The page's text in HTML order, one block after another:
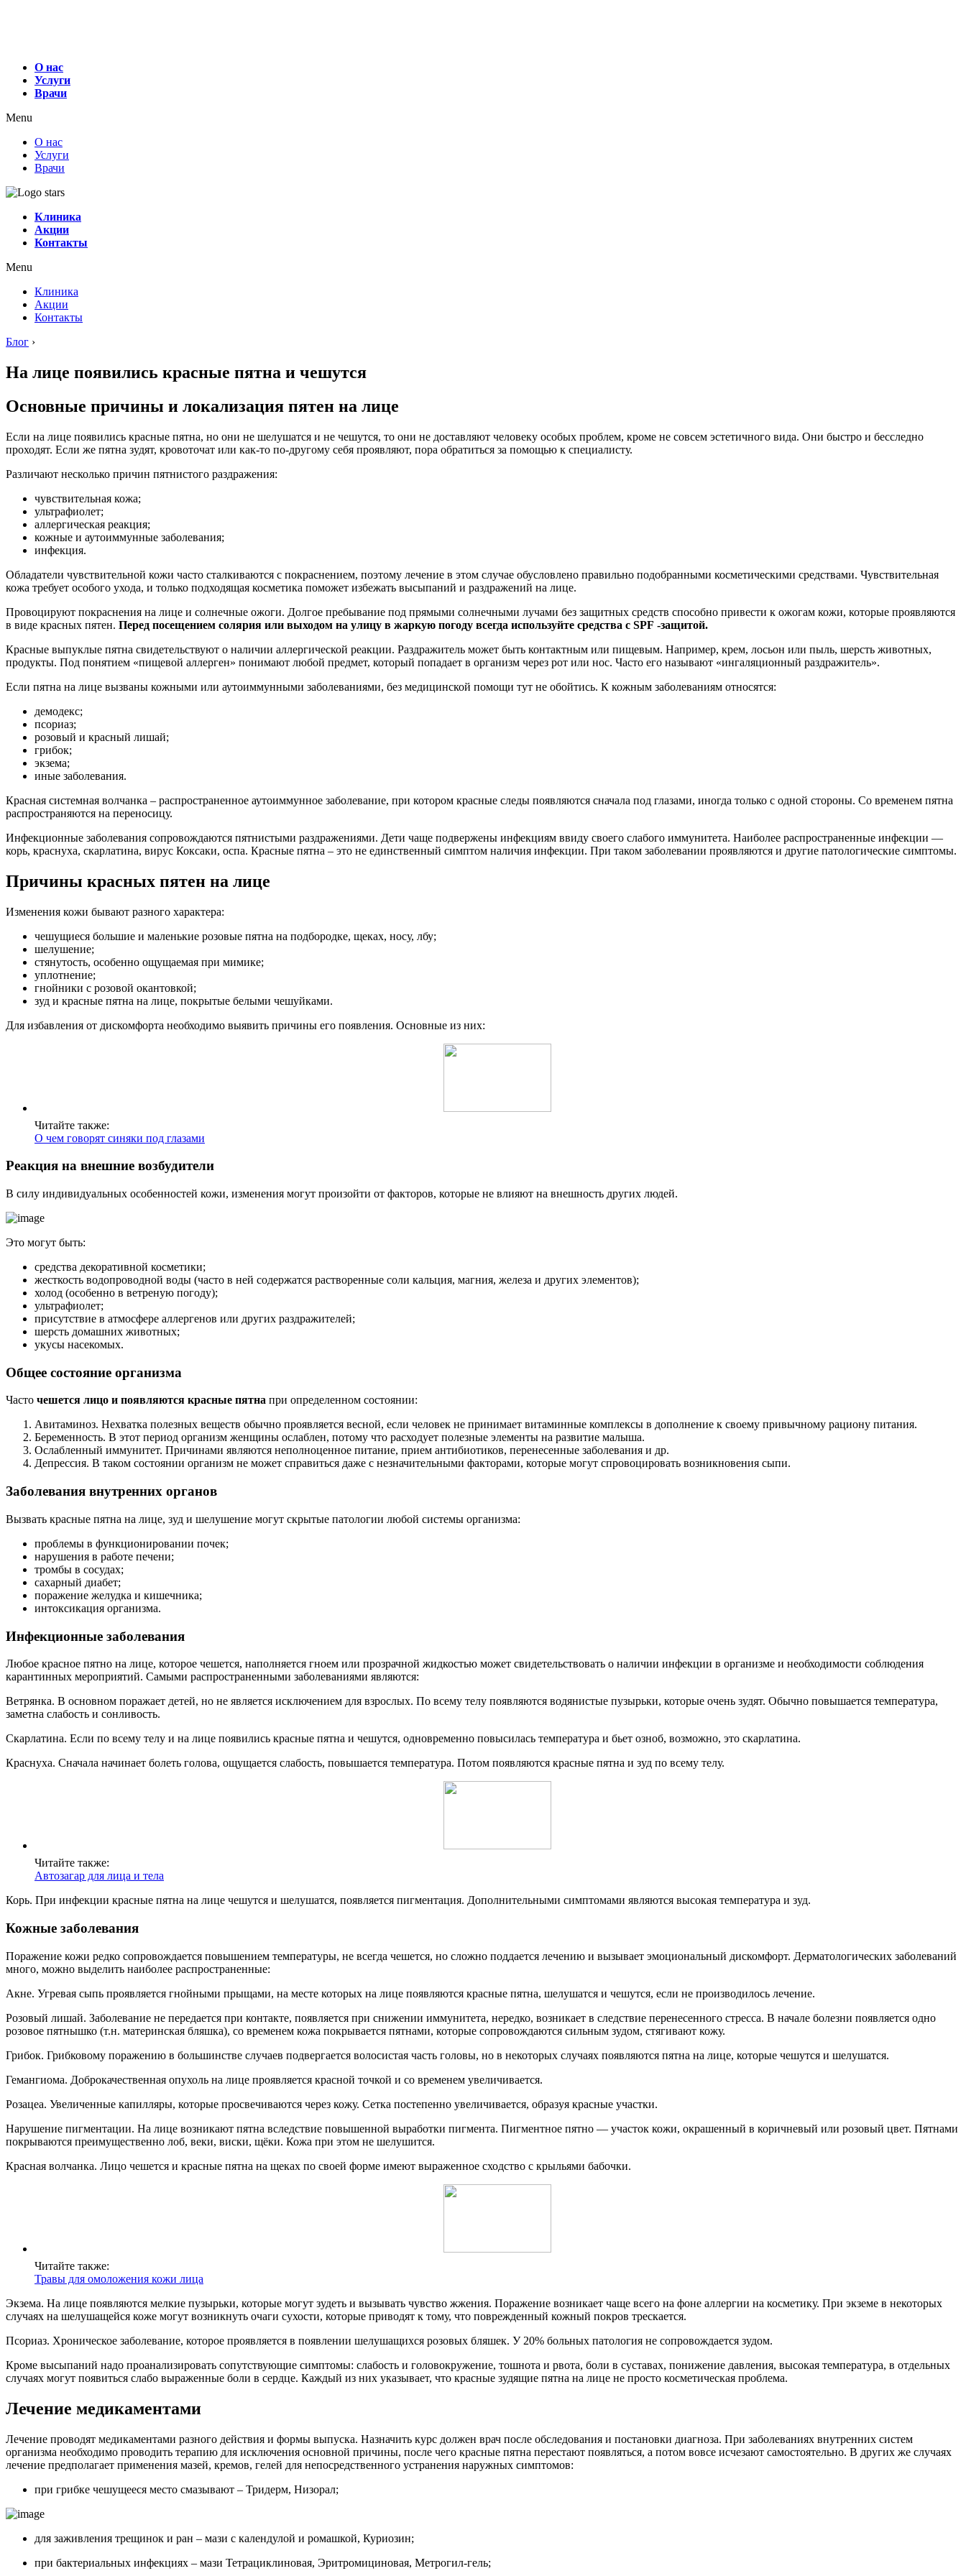
О нас
Услуги
Врачи
Menu
О нас
Услуги
Врачи
Клиника
Акции
Контакты
Menu
Клиника
Акции
Контакты
Блог ›
На лице появились красные пятна и чешутся
Основные причины и локализация пятен на лице
Если на лице появились красные пятна, но они не шелушатся и не чешутся, то они не доставляют человеку особых проблем, кроме не совсем эстетичного вида. Они быстро и бесследно
проходят. Если же пятна зудят, кровоточат или как-то по-другому себя проявляют, пора обратиться за помощью к специалисту.
Различают несколько причин пятнистого раздражения:
чувствительная кожа;
ультрафиолет;
аллергическая реакция;
кожные и аутоиммунные заболевания;
инфекция.
Обладатели чувствительной кожи часто сталкиваются с покраснением, поэтому лечение в этом случае обусловлено правильно подобранными косметическими средствами. Чувствительная
кожа требует особого ухода, и только подходящая косметика поможет избежать высыпаний и раздражений на лице.
Провоцируют покраснения на лице и солнечные ожоги. Долгое пребывание под прямыми солнечными лучами без защитных средств способно привести к ожогам кожи, которые проявляются
в виде красных пятен. Перед посещением солярия или выходом на улицу в жаркую погоду всегда используйте средства с SPF -защитой.
Красные выпуклые пятна свидетельствуют о наличии аллергической реакции. Раздражитель может быть контактным или пищевым. Например, крем, лосьон или пыль, шерсть животных,
продукты. Под понятием «пищевой аллерген» понимают любой предмет, который попадает в организм через рот или нос. Часто его называют «ингаляционный раздражитель».
Если пятна на лице вызваны кожными или аутоиммунными заболеваниями, без медицинской помощи тут не обойтись. К кожным заболеваниям относятся:
демодекс;
псориаз;
розовый и красный лишай;
грибок;
экзема;
иные заболевания.
Красная системная волчанка – распространенное аутоиммунное заболевание, при котором красные следы появляются сначала под глазами, иногда только с одной стороны. Со временем пятна
распространяются на переносицу.
Инфекционные заболевания сопровождаются пятнистыми раздражениями. Дети чаще подвержены инфекциям ввиду своего слабого иммунитета. Наиболее распространенные инфекции —
корь, краснуха, скарлатина, вирус Коксаки, оспа. Красные пятна – это не единственный симптом наличия инфекции. При таком заболевании проявляются и другие патологические симптомы.
Причины красных пятен на лице
Изменения кожи бывают разного характера:
чешущиеся большие и маленькие розовые пятна на подбородке, щеках, носу, лбу;
шелушение;
стянутость, особенно ощущаемая при мимике;
уплотнение;
гнойники с розовой окантовкой;
зуд и красные пятна на лице, покрытые белыми чешуйками.
Для избавления от дискомфорта необходимо выявить причины его появления. Основные из них:
Читайте также:
О чем говорят синяки под глазами
Реакция на внешние возбудители
В силу индивидуальных особенностей кожи, изменения могут произойти от факторов, которые не влияют на внешность других людей.
Это могут быть:
средства декоративной косметики;
жесткость водопроводной воды (часто в ней содержатся растворенные соли кальция, магния, железа и других элементов);
холод (особенно в ветреную погоду);
ультрафиолет;
присутствие в атмосфере аллергенов или других раздражителей;
шерсть домашних животных;
укусы насекомых.
Общее состояние организма
Часто чешется лицо и появляются красные пятна при определенном состоянии:
Авитаминоз. Нехватка полезных веществ обычно проявляется весной, если человек не принимает витаминные комплексы в дополнение к своему привычному рациону питания.
Беременность. В этот период организм женщины ослаблен, потому что расходует полезные элементы на развитие малыша.
Ослабленный иммунитет. Причинами являются неполноценное питание, прием антибиотиков, перенесенные заболевания и др.
Депрессия. В таком состоянии организм не может справиться даже с незначительными факторами, которые могут спровоцировать возникновения сыпи.
Заболевания внутренних органов
Вызвать красные пятна на лице, зуд и шелушение могут скрытые патологии любой системы организма:
проблемы в функционировании почек;
нарушения в работе печени;
тромбы в сосудах;
сахарный диабет;
поражение желудка и кишечника;
интоксикация организма.
Инфекционные заболевания
Любое красное пятно на лице, которое чешется, наполняется гноем или прозрачной жидкостью может свидетельствовать о наличии инфекции в организме и необходимости соблюдения
карантинных мероприятий. Самыми распространенными заболеваниями являются:
Ветрянка. В основном поражает детей, но не является исключением для взрослых. По всему телу появляются водянистые пузырьки, которые очень зудят. Обычно повышается температура,
заметна слабость и сонливость.
Скарлатина. Если по всему телу и на лице появились красные пятна и чешутся, одновременно повысилась температура и бьет озноб, возможно, это скарлатина.
Краснуха. Сначала начинает болеть голова, ощущается слабость, повышается температура. Потом появляются красные пятна и зуд по всему телу.
Читайте также:
Автозагар для лица и тела
Корь. При инфекции красные пятна на лице чешутся и шелушатся, появляется пигментация. Дополнительными симптомами являются высокая температура и зуд.
Кожные заболевания
Поражение кожи редко сопровождается повышением температуры, не всегда чешется, но сложно поддается лечению и вызывает эмоциональный дискомфорт. Дерматологических заболеваний
много, можно выделить наиболее распространенные:
Акне. Угревая сыпь проявляется гнойными прыщами, на месте которых на лице появляются красные пятна, шелушатся и чешутся, если не производилось лечение.
Розовый лишай. Заболевание не передается при контакте, появляется при снижении иммунитета, нередко, возникает в следствие перенесенного стресса. В начале болезни появляется одно
розовое пятнышко (т.н. материнская бляшка), со временем кожа покрывается пятнами, которые сопровождаются сильным зудом, стягивают кожу.
Грибок. Грибковому поражению в большинстве случаев подвергается волосистая часть головы, но в некоторых случаях появляются пятна на лице, которые чешутся и шелушатся.
Гемангиома. Доброкачественная опухоль на лице проявляется красной точкой и со временем увеличивается.
Розацеа. Увеличенные капилляры, которые просвечиваются через кожу. Сетка постепенно увеличивается, образуя красные участки.
Нарушение пигментации. На лице возникают пятна вследствие повышенной выработки пигмента. Пигментное пятно — участок кожи, окрашенный в коричневый или розовый цвет. Пятнами
покрываются преимущественно лоб, веки, виски, щёки. Кожа при этом не шелушится.
Красная волчанка. Лицо чешется и красные пятна на щеках по своей форме имеют выраженное сходство с крыльями бабочки.
Читайте также:
Травы для омоложения кожи лица
Экзема. На лице появляются мелкие пузырьки, которые могут зудеть и вызывать чувство жжения. Поражение возникает чаще всего на фоне аллергии на косметику. При экземе в некоторых
случаях на шелушащейся коже могут возникнуть очаги сухости, которые приводят к тому, что поврежденный кожный покров трескается.
Псориаз. Хроническое заболевание, которое проявляется в появлении шелушащихся розовых бляшек. У 20% больных патология не сопровождается зудом.
Кроме высыпаний надо проанализировать сопутствующие симптомы: слабость и головокружение, тошнота и рвота, боли в суставах, понижение давления, высокая температура, в отдельных
случаях могут появиться слабо выраженные боли в сердце. Каждый из них указывает, что красные зудящие пятна на лице не просто косметическая проблема.
Лечение медикаментами
Лечение проводят медикаментами разного действия и формы выпуска. Назначить курс должен врач после обследования и постановки диагноза. При заболеваниях внутренних систем
организма необходимо проводить терапию для исключения основной причины, после чего красные пятна перестают появляться, а потом вовсе исчезают самостоятельно. В других же случаях
лечение предполагает применения мазей, кремов, гелей для непосредственного устранения наружных симптомов:
при грибке чешущееся место смазывают – Тридерм, Низорал;
для заживления трещинок и ран – мази с календулой и ромашкой, Куриозин;
при бактериальных инфекциях – мази Тетрациклиновая, Эритромициновая, Метрогил-гель;